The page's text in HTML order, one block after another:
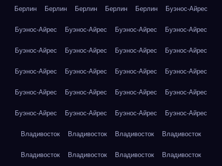
Берлин Берлин Берлин Берлин Берлин Буэнос-Айрес
Буэнос-Айрес Буэнос-Айрес Буэнос-Айрес Буэнос-Айрес
Буэнос-Айрес Буэнос-Айрес Буэнос-Айрес Буэнос-Айрес
Буэнос-Айрес Буэнос-Айрес Буэнос-Айрес Буэнос-Айрес
Буэнос-Айрес Буэнос-Айрес Буэнос-Айрес Буэнос-Айрес
Буэнос-Айрес Буэнос-Айрес Буэнос-Айрес Буэнос-Айрес
Владивосток Владивосток Владивосток Владивосток
Владивосток Владивосток Владивосток Владивосток